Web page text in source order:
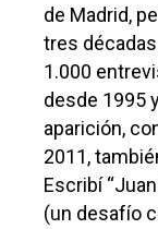
de Madrid,
tres
1.000
desde 1995
aparición,
2011,
Escribí
(un desafío